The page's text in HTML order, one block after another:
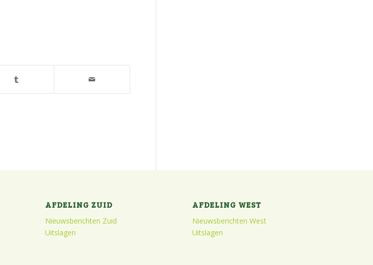
AFDELING ZUID
Nieuwsberichten Zuid
Uitslagen
AFDELING WEST
Nieuwsberichten West
Uitslagen